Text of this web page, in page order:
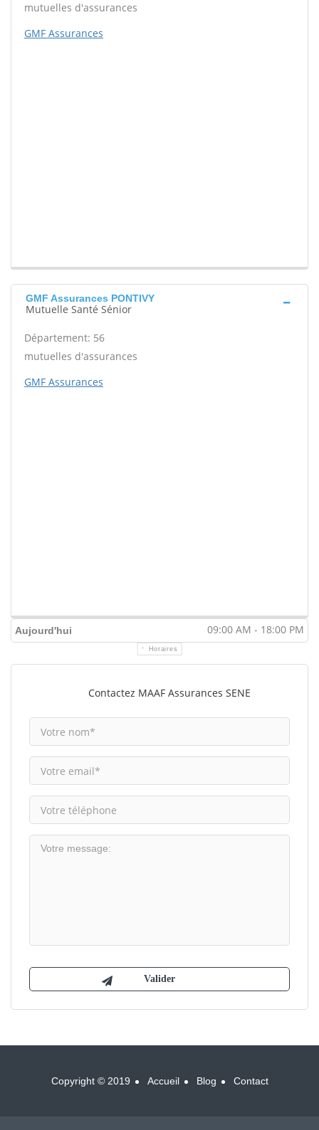
mutuelles d'assurances
GMF Assurances
GMF Assurances PONTIVY
Mutuelle Santé Sénior
Département: 56
mutuelles d'assurances
GMF Assurances
Aujourd'hui 09:00 AM - 18:00 PM
Horaires
Contactez MAAF Assurances SENE
Copyright © 2019 Accueil Blog Contact